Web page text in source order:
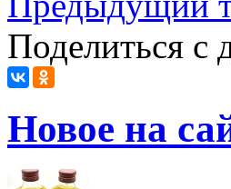
Поделиться с
Новое на